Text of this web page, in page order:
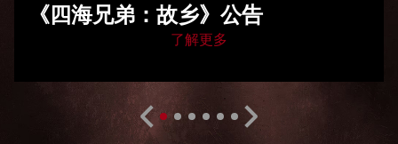
《四海兄弟：故乡》公告
了解更多